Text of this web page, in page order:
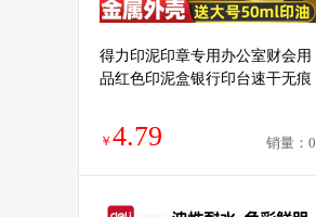
得力印泥印章专用办公室财会用
品红色印泥盒银行印台速干无痕
￥ 4.79 销量：0